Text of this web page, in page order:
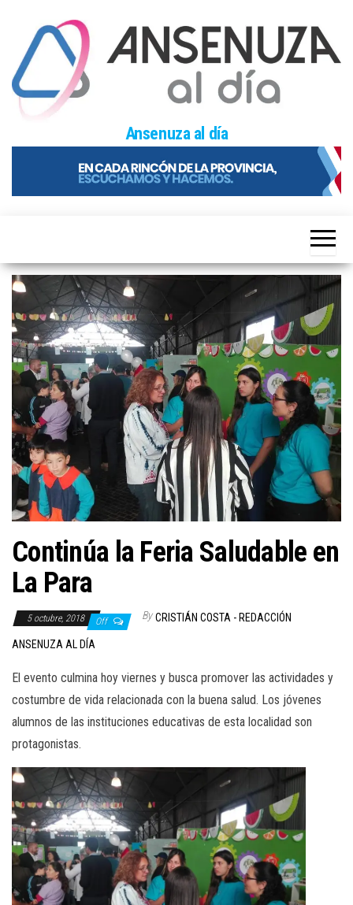
content
Ansenuza al día
Continúa la Feria Saludable en
La Para
5 octubre, 2018 Off By CRISTIÁN COSTA - REDACCIÓN
ANSENUZA AL DÍA
El evento culmina hoy viernes y busca promover las actividades y
costumbre de vida relacionada con la buena salud. Los jóvenes
alumnos de las instituciones educativas de esta localidad son
protagonistas.